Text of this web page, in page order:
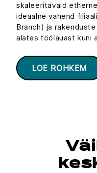
skaleeritavaid
ideaalne vahend
Branch) ja
alates töölauast kuni
LOE ROHKEM